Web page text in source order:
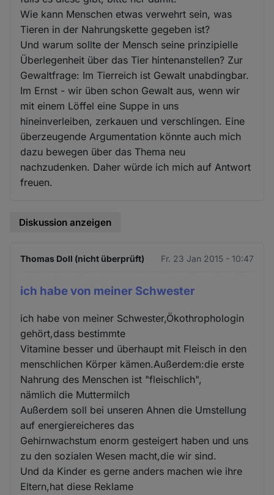
Wie kann Menschen etwas verwehrt sein, was
Tieren in der Nahrungskette gegeben ist?
Und warum sollte der Mensch seine prinzipielle
Überlegenheit über das Tier hintenanstellen? Zur
Gewaltfrage: Im Tierreich ist Gewalt unabdingbar.
Im Ernst - wir üben schon Gewalt aus, wenn wir
mit einem Löffel eine Suppe in uns
hineinverleiben, zerkauen und verschlingen. Eine
überzeugende Argumentation könnte auch mich
dazu bewegen über das Thema neu
nachzudenken. Daher würde ich mich auf Antwort
freuen.
Diskussion anzeigen
Thomas Doll (nicht überprüft) Fr. 23 Jan 2015 - 10:47
ich habe von meiner Schwester
ich habe von meiner Schwester,Ökothrophologin
gehört,dass bestimmte
Vitamine besser und überhaupt mit Fleisch in den
menschlichen Körper kämen.Außerdem:die erste
Nahrung des Menschen ist "fleischlich",
nämlich die Muttermilch
Außerdem soll bei unseren Ahnen die Umstellung
auf energiereicheres das
Gehirnwachstum enorm gesteigert haben und uns
zu den sozialen Wesen macht,die wir sind.
Und da Kinder es gerne anders machen wie ihre
Eltern,hat diese Reklame